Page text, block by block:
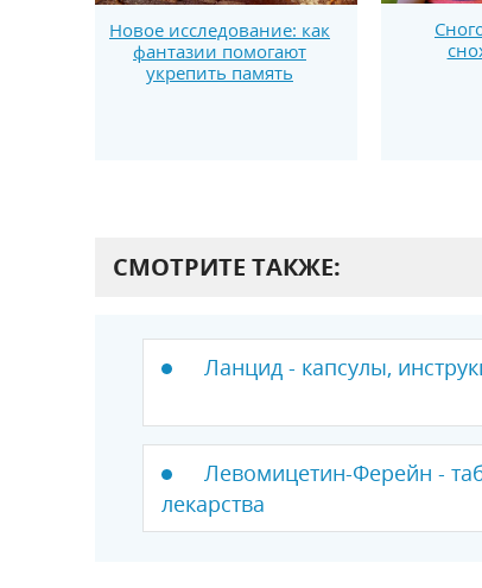
Новое исследование: как
фантазии помогают
укрепить память
СМОТРИТЕ ТАКЖЕ:
Ланцид - капсулы,
Левомицетин-Ферейн -
лекарства